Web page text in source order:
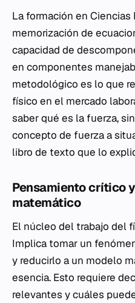
La formación en
memorización de
capacidad de
en componentes
metodológico es lo que
físico en el mercado
saber qué es la fuerza,
concepto de fuerza a
libro de texto que lo
Pensamiento crítico
matemático
El núcleo del trabajo del
Implica tomar un
y reducirlo a un modelo
esencia. Esto requiere
relevantes y cuáles